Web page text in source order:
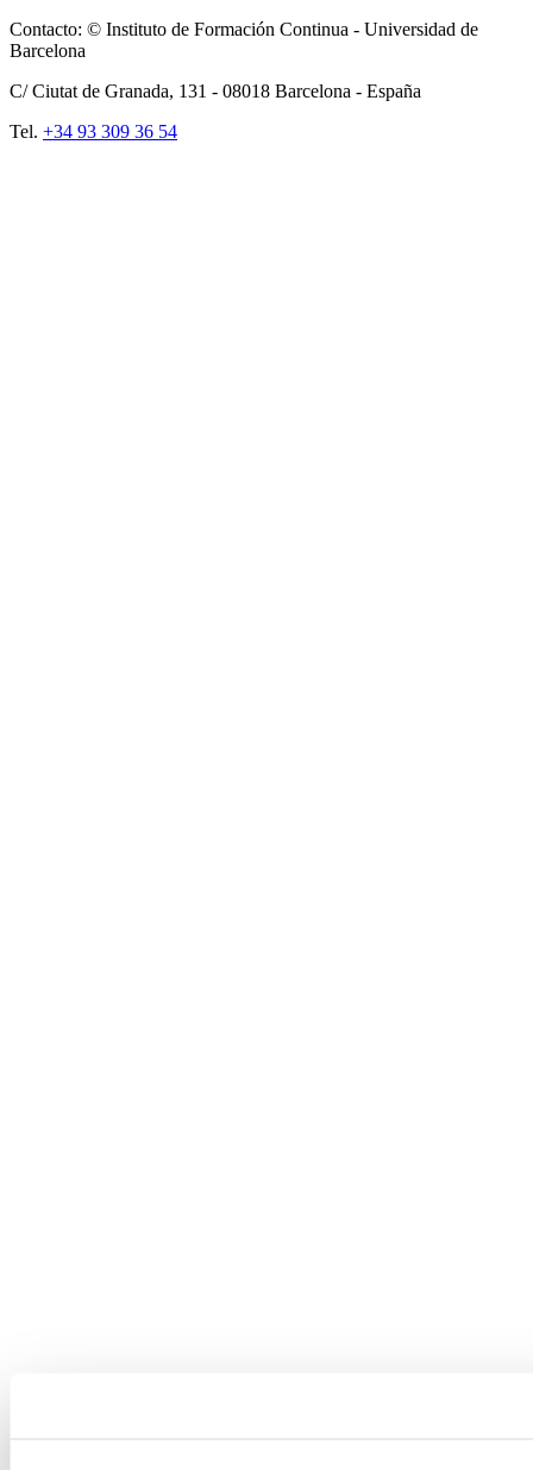
Contacto: © Instituto de Formación Continua - Universidad de
Barcelona
C/ Ciutat de Granada, 131 - 08018 Barcelona - España
Tel. +34 93 309 36 54